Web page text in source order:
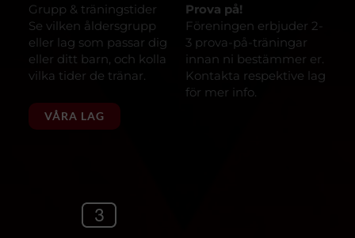
Grupp & träningstider
Se vilken åldersgrupp
eller lag som passar dig
eller ditt barn, och kolla
vilka tider de tränar.
VÅRA LAG
Prova på!
Föreningen erbjuder 2-
3 prova-på-träningar
innan ni bestämmer er.
Kontakta respektive lag
för mer info.